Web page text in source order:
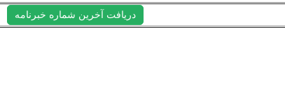
دریافت آخرین شماره خبرنامه